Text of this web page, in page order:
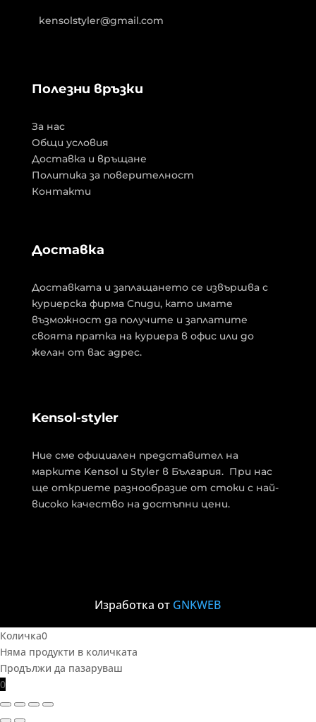
kensolstyler@gmail.com
Полезни връзки
За нас
Общи условия
Доставка и връщане
Политика за поверителност
Контакти
Доставка
Доставката и заплащането се извършва с
куриерска фирма Спиди, като имате
възможност да получите и заплатите
своята пратка на куриера в офис или до
желан от вас адрес.
Kensol-styler
Ние сме официален представител на
марките Kensol и Styler в България. При нас
ще откриете разнообразие от стоки с най-
високо качество на достъпни цени.
Изработка от GNKWEB
Количка0
Няма продукти в количката
Продължи да пазаруваш
0